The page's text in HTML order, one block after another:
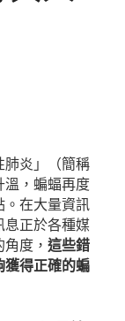
肺炎」（簡稱
溫，蝙蝠再度
。在大量資訊
息正於各種媒
度， 這些錯
獲得正確的蝙